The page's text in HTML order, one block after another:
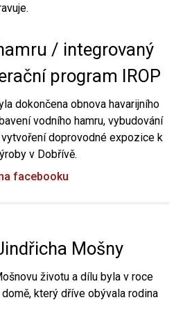
/ integrovaný
program IROP
dokončena obnova havarijního
vodního hamru, vybudování
doprovodné expozice k
v Dobřívě.
facebooku
Mošny
životu a dílu byla v roce
který dříve obývala rodina